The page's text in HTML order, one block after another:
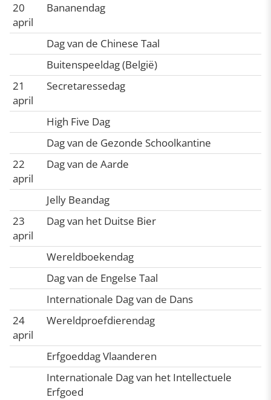
20
april
Bananendag
Dag van de Chinese Taal
Buitenspeeldag (België)
21
april
Secretaressedag
High Five Dag
Dag van de Gezonde Schoolkantine
22
april
Dag van de Aarde
Jelly Beandag
23
april
Dag van het Duitse Bier
Wereldboekendag
Dag van de Engelse Taal
Internationale Dag van de Dans
24
april
Wereldproefdierendag
Erfgoeddag Vlaanderen
Internationale Dag van het Intellectuele
Erfgoed